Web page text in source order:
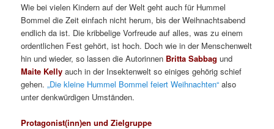
Wie bei vielen Kindern auf der Welt geht auch für Hummel
Bommel die Zeit einfach nicht herum, bis der Weihnachtsabend
endlich da ist. Die kribbelige Vorfreude auf alles, was zu einem
ordentlichen Fest gehört, ist hoch. Doch wie in der Menschenwelt
hin und wieder, so lassen die Autorinnen Britta Sabbag und
Maite Kelly auch in der Insektenwelt so einiges gehörig schief
gehen.„Die kleine Hummel Bommel feiert Weihnachten“ also
unter denkwürdigen Umständen.
Protagonist(inn)en und Zielgruppe